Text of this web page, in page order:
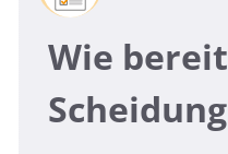
Wie